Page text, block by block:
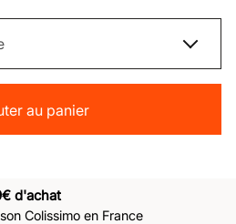
au panier
d'achat
Colissimo en France